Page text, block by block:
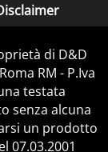
di D&D
RM - P.Iva
testata
senza alcuna
un prodotto
07.03.2001